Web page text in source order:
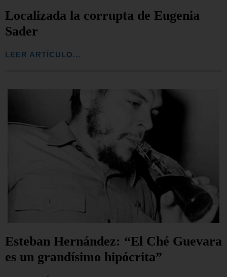
Localizada la corrupta de Eugenia
Sader
LEER ARTÍCULO...
Esteban Hernández: “El Ché Guevara
es un grandísimo hipócrita”